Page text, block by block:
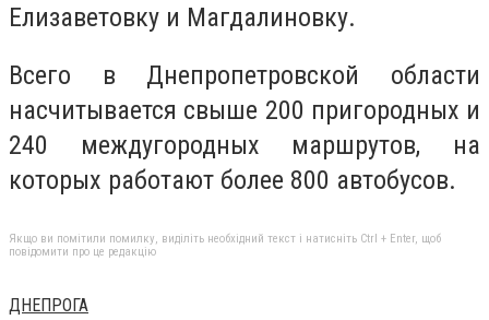
Елизаветовку и Магдалиновку.
Всего в Днепропетровской области
насчитывается свыше 200 пригородных и
240 междугородных маршрутов, на
которых работают более 800 автобусов.
Якщо ви помітили помилку, виділіть необхідний текст і натисніть Ctrl + Enter, щоб
повідомити про це редакцію
ДНЕПРОГА